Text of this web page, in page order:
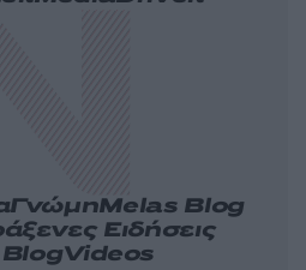
ΓνώμηMelas Blog
Ειδήσεις
Videos